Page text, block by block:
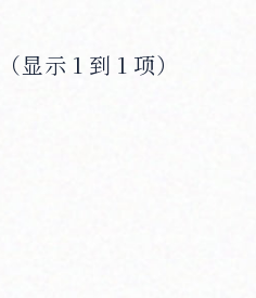
（显示 1 到 1 项）